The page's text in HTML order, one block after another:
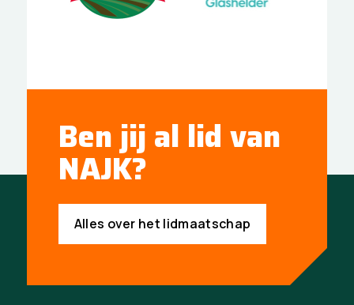
Ben jij al lid van
NAJK?
Alles over het lidmaatschap